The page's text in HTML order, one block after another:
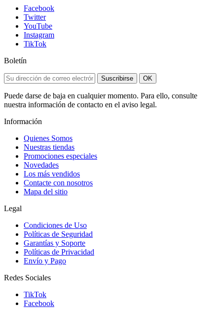
Facebook
Twitter
YouTube
Instagram
TikTok
Boletín
Suscribirse OK
Puede darse de baja en cualquier momento. Para ello, consulte
nuestra información de contacto en el aviso legal.
Información
Quienes Somos
Nuestras tiendas
Promociones especiales
Novedades
Los más vendidos
Contacte con nosotros
Mapa del sitio
Legal
Condiciones de Uso
Políticas de Seguridad
Garantías y Soporte
Políticas de Privacidad
Envío y Pago
Redes Sociales
TikTok
Facebook